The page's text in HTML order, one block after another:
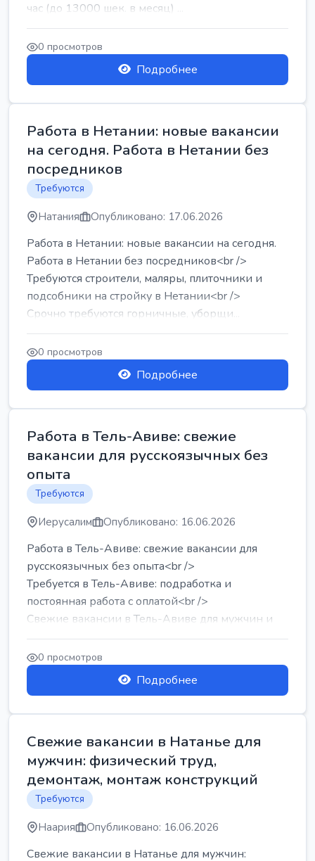
час (до 13000 шек. в месяц) ...
0 просмотров
Подробнее
Работа в Нетании: новые вакансии
на сегодня. Работа в Нетании без
посредников
Требуются
Натания Опубликовано: 17.06.2026
Работа в Нетании: новые вакансии на сегодня.
Работа в Нетании без посредников<br />
Требуются строители, маляры, плиточники и
подсобники на стройку в Нетании<br />
Срочно требуются горничные, уборщи...
0 просмотров
Подробнее
Работа в Тель-Авиве: свежие
вакансии для русскоязычных без
опыта
Требуются
Иерусалим Опубликовано: 16.06.2026
Работа в Тель-Авиве: свежие вакансии для
русскоязычных без опыта<br />
Требуется в Тель-Авиве: подработка и
постоянная работа с оплатой<br />
Свежие вакансии в Тель-Авиве для мужчин и
женщин от хозя...
0 просмотров
Подробнее
Свежие вакансии в Натанье для
мужчин: физический труд,
демонтаж, монтаж конструкций
Требуются
Наария Опубликовано: 16.06.2026
Свежие вакансии в Натанье для мужчин: